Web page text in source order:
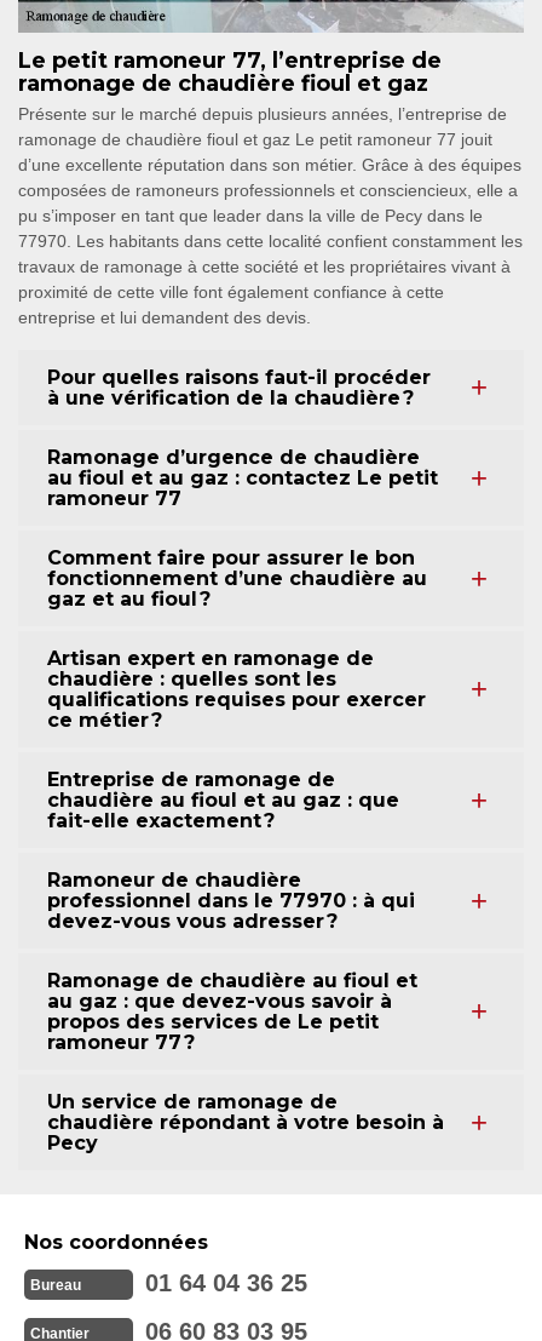
Le petit ramoneur 77, l’entreprise de
ramonage de chaudière fioul et gaz
Présente sur le marché depuis plusieurs années, l’entreprise de
ramonage de chaudière fioul et gaz Le petit ramoneur 77 jouit
d’une excellente réputation dans son métier. Grâce à des équipes
composées de ramoneurs professionnels et consciencieux, elle a
pu s’imposer en tant que leader dans la ville de Pecy dans le
77970. Les habitants dans cette localité confient constamment les
travaux de ramonage à cette société et les propriétaires vivant à
proximité de cette ville font également confiance à cette
entreprise et lui demandent des devis.
Pour quelles raisons faut-il procéder
à une vérification de la chaudière ?
Ramonage d’urgence de chaudière
au fioul et au gaz : contactez Le petit
ramoneur 77
Comment faire pour assurer le bon
fonctionnement d’une chaudière au
gaz et au fioul ?
Artisan expert en ramonage de
chaudière : quelles sont les
qualifications requises pour exercer
ce métier ?
Entreprise de ramonage de
chaudière au fioul et au gaz : que
fait-elle exactement ?
Ramoneur de chaudière
professionnel dans le 77970 : à qui
devez-vous vous adresser ?
Ramonage de chaudière au fioul et
au gaz : que devez-vous savoir à
propos des services de Le petit
ramoneur 77 ?
Un service de ramonage de
chaudière répondant à votre besoin à
Pecy
Nos coordonnées
Bureau 01 64 04 36 25
Chantier 06 60 83 03 95